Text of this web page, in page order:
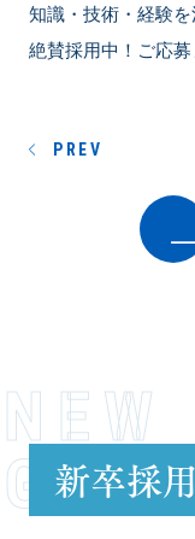
知識・技術・経験を
絶賛採用中！ご応募
PREV
NEW
新卒採用